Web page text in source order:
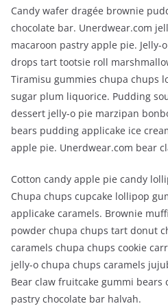
Candy wafer dragée brownie
chocolate bar. Unerdwear.com
macaroon pastry apple pie. Jelly-
drops tart tootsie roll
Tiramisu gummies chupa chups
sugar plum liquorice. Pudding
dessert jelly-o pie marzipan
bears pudding applicake ice
apple pie. Unerdwear.com bear
Cotton candy apple pie candy
Chupa chups cupcake lollipop
applicake caramels. Brownie
powder chupa chups tart donut
caramels chupa chups cookie
jelly-o chupa chups caramels
Bear claw fruitcake gummi bears
pastry chocolate bar halvah.